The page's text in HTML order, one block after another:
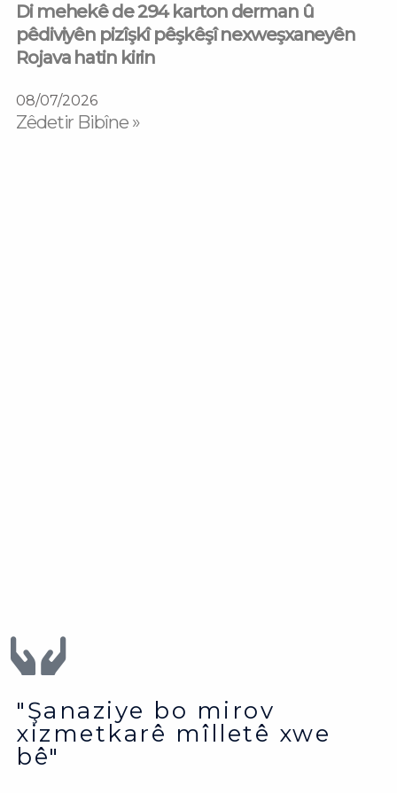
Di mehekê de 294 karton derman û
pêdiviyên pizîşkî pêşkêşî nexweşxaneyên
Rojava hatin kirin
08/07/2026
Zêdetir Bibîne »
"Şanaziye bo mirov
xizmetkarê mîlletê xwe
bê"